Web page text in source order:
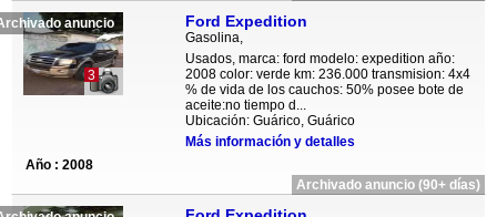
anuncio
3
Ford Expedition
Gasolina,
Usados, marca: ford modelo: expedition año:
2008 color: verde km: 236.000 transmision: 4x4
% de vida de los cauchos: 50% posee bote de
aceite:no tiempo d...
Ubicación: Guárico, Guárico
Más información y detalles
Año : 2008
Archivado anuncio (90+ días)